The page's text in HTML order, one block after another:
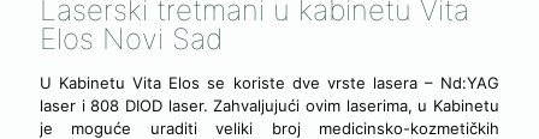
Laserski tretmani u kabinetu Vita
Elos Novi Sad
U Kabinetu Vita Elos se koriste dve vrste lasera – Nd:YAG
laser i 808 DIOD laser. Zahvaljujući ovim laserima, u Kabinetu
je moguće uraditi veliki broj medicinsko-kozmetičkih